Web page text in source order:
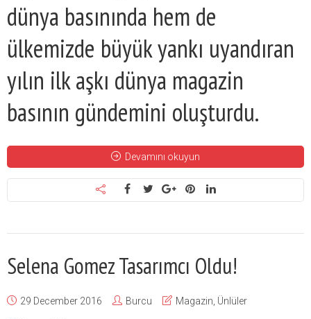
dünya basınında hem de
ülkemizde büyük yankı uyandıran
yılın ilk aşkı dünya magazin
basının gündemini oluşturdu.
Devamını okuyun
Selena Gomez Tasarımcı Oldu!
29 December 2016 Burcu Magazin Ünlüler